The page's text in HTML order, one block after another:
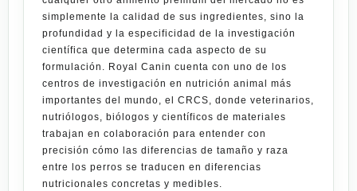
simplemente la calidad de sus ingredientes, sino la
profundidad y la especificidad de la investigación
científica que determina cada aspecto de su
formulación. Royal Canin cuenta con uno de los
centros de investigación en nutrición animal más
importantes del mundo, el CRCS, donde veterinarios,
nutriólogos, biólogos y científicos de materiales
trabajan en colaboración para entender con
precisión cómo las diferencias de tamaño y raza
entre los perros se traducen en diferencias
nutricionales concretas y medibles.